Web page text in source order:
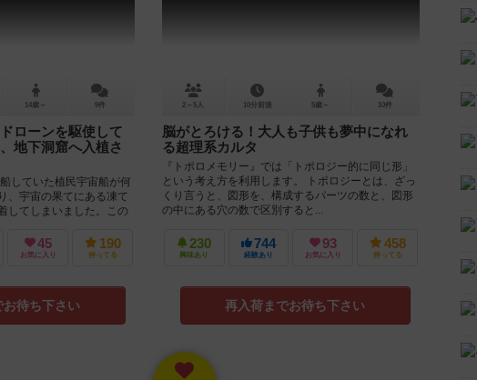
14歳～ 9件
ローンを駆使して
地下洞窟へ入植さ
していた植民宇宙船が何
、宇宙の果てにある凍て
してしまいました。この
45
お気に入り
190
持ってる
お待ち下さい
2～5人 10分前後 5歳～ 10件
脳がとろける！大人も子供も夢中になれ
る超理系カルタ
『トポロメモリー』では「トポロジー的に同じ形」
という考え方を利用します。 トポロジーとは、ざっ
くり言うと、図形を、構成するパーツの数と、図形
の中にある穴の数で区別すると...
230
興味あり
744
経験あり
93
お気に入り
458
持ってる
再入荷までお待ち下さい